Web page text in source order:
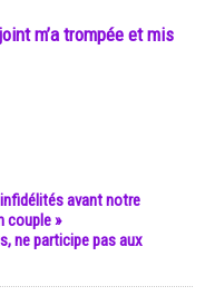
m’a trompée et mis
avant notre
couple »
ne participe pas aux